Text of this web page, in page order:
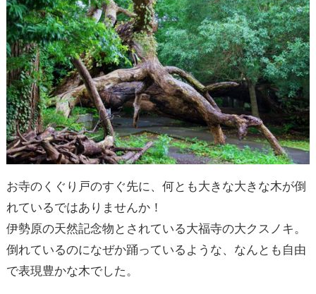
お寺のくぐり戸のすぐ先に、何とも大きな大きな木が倒
れているではありませんか！
伊勢原の天然記念物とされている大福寺の大クスノキ。
倒れているのになぜか踊っているような、なんとも自由
で表現豊かな木でした。